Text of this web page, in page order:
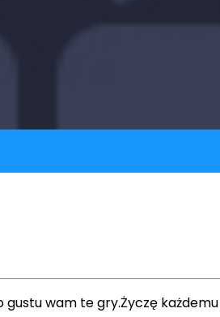
wam te gry.Życzę